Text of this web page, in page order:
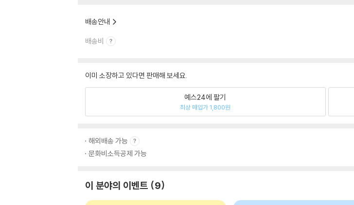
배송안내
배송비
이미 소장하고 있다면 판매해 보세요.
예스24에 팔기
최상 매입가 1,800원
해외배송 가능
문화비소득공제 가능
이 분야의 이벤트 9